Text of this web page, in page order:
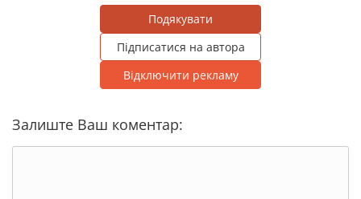
Подякувати
Підписатися на автора
Відключити рекламу
Залиште Ваш коментар: